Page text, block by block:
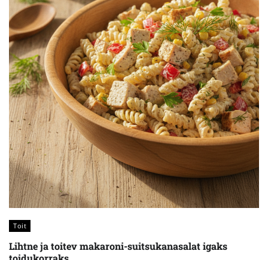
Toit
Lihtne ja toitev makaroni-suitsukanasalat igaks